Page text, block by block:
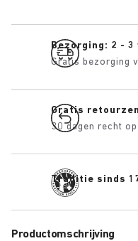
Bezorging: 2 - 3
Gratis bezorging
Gratis
30 dagen recht
Traditie sinds
Productomschrijving